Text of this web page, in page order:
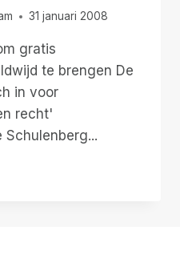
31 januari 2008
gratis
te brengen De
in voor
recht'